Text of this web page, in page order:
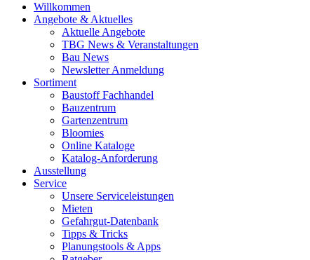
Willkommen
Angebote & Aktuelles
Aktuelle Angebote
TBG News & Veranstaltungen
Bau News
Newsletter Anmeldung
Sortiment
Baustoff Fachhandel
Bauzentrum
Gartenzentrum
Bloomies
Online Kataloge
Katalog-Anforderung
Ausstellung
Service
Unsere Serviceleistungen
Mieten
Gefahrgut-Datenbank
Tipps & Tricks
Planungstools & Apps